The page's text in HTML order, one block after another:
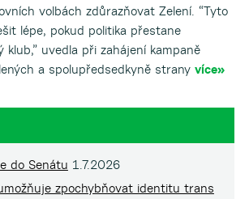
volbách zdůrazňovat Zelení. “Tyto
lépe, pokud politika přestane
klub,” uvedla při zahájení kampaně
a spolupředsedkyně strany více»
do Senátu 1.7.2026
zpochybňovat identitu trans